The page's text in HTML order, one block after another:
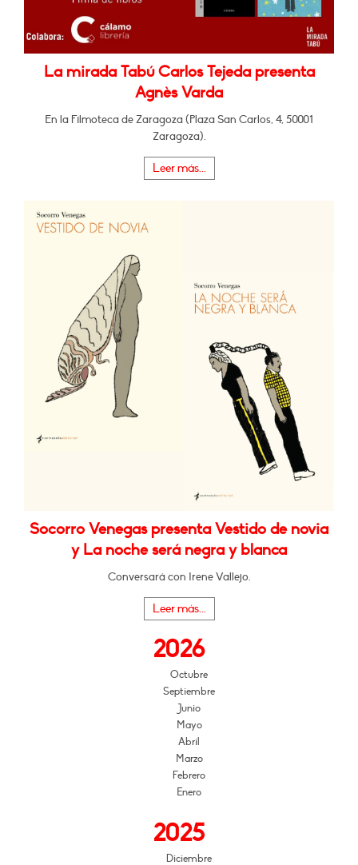
La mirada Tabú Carlos Tejeda presenta
Agnès Varda
En la Filmoteca de Zaragoza (Plaza San Carlos, 4, 50001
Zaragoza).
Leer más...
Socorro Venegas presenta Vestido de novia
y La noche será negra y blanca
Conversará con Irene Vallejo.
Leer más...
2026
Octubre
Septiembre
Junio
Mayo
Abril
Marzo
Febrero
Enero
2025
Diciembre